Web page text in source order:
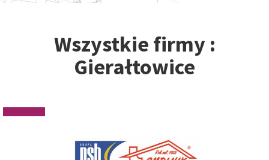
Wszystkie firmy :
Gierałtowice